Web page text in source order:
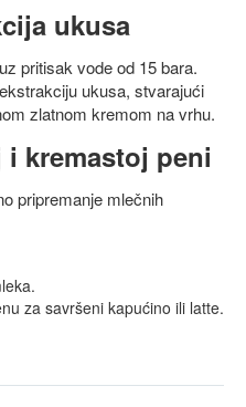
ukusa
pritisak vode od 15 bara.
ukusa, stvarajući
zlatnom kremom na vrhu.
kremastoj peni
pripremanje mlečnih
za savršeni kapućino ili latte.